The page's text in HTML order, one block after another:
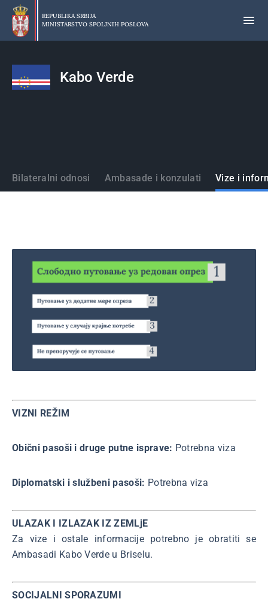
Preskoči
glavni
deo
REPUBLIKA SRBIJA
MINISTARSTVO SPOLJNIH POSLOVA
Kabo Verde
Države
Bilateralni odnosi Ambasade i konzulati Vize i
VIZNI REŽIM
Obični pasoši i druge putne isprave: Potrebna viza
Diplomatski i službeni pasoši: Potrebna viza
ULAZAK I IZLAZAK IZ ZEMLjE
Za vize i ostale informacije potrebno je obratiti se
Ambasadi Kabo Verde u Briselu.
SOCIJALNI SPORAZUMI